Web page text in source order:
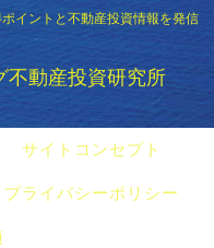
イントと不動産投資情報を発信
不動産投資研究所
サイトコンセプト
プライバシーポリシー